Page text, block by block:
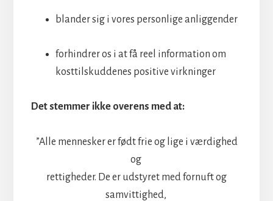
blander sig i vores personlige anliggender
forhindrer os i at få reel information om
kosttilskuddenes positive virkninger
Det stemmer ikke overens med at:
”Alle mennesker er født frie og lige i værdighed
og
rettigheder. De er udstyret med fornuft og
samvittighed,